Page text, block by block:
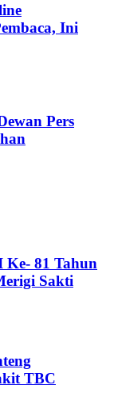
Ini
Pers
Ke- 81 Tahun
Sakti
TBC